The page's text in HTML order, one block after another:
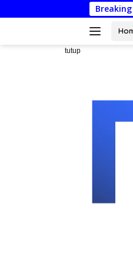
ke
Komisi I Soroti
tutup